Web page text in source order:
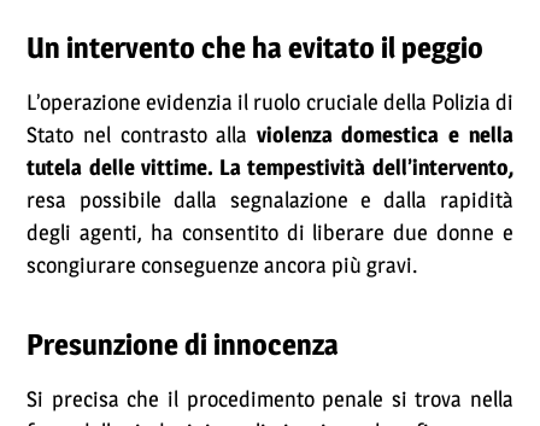
Un intervento che ha evitato il peggio
L’operazione evidenzia il ruolo cruciale della Polizia di
Stato nel contrasto alla violenza domestica e nella
tutela delle vittime. La tempestività dell’intervento,
resa possibile dalla segnalazione e dalla rapidità
degli agenti, ha consentito di liberare due donne e
scongiurare conseguenze ancora più gravi.
Presunzione di innocenza
Si precisa che il procedimento penale si trova nella